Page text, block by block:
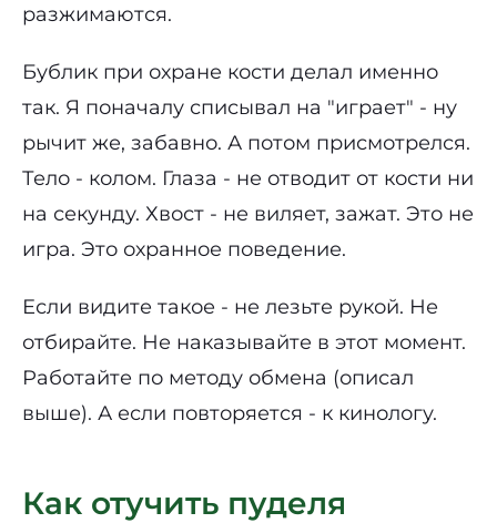
разжимаются.
Бублик при охране кости делал именно
так. Я поначалу списывал на "играет" - ну
рычит же, забавно. А потом присмотрелся.
Тело - колом. Глаза - не отводит от кости ни
на секунду. Хвост - не виляет, зажат. Это не
игра. Это охранное поведение.
Если видите такое - не лезьте рукой. Не
отбирайте. Не наказывайте в этот момент.
Работайте по методу обмена (описал
выше). А если повторяется - к кинологу.
Как отучить пуделя